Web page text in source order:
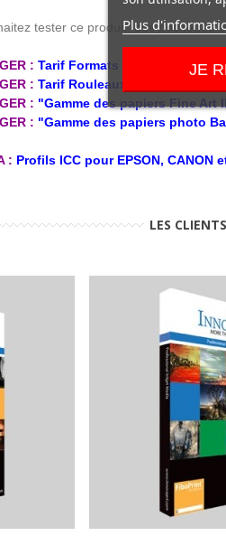
tester ce produit, des pochettes
: Tarif Formats INNOVA en PDF
: Tarif Rouleaux INNOVA en PDF
: "Gamme des papiers Fine Art
: "Gamme des papiers photo
: Profils ICC pour EPSON, CANON
LES
Plus
JE